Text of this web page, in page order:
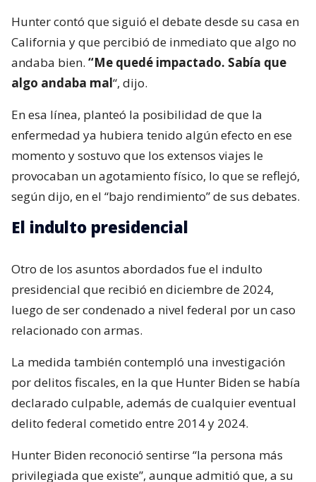
Hunter contó que siguió el debate desde su casa en
California y que percibió de inmediato que algo no
andaba bien. “Me quedé impactado. Sabía que
algo andaba mal“, dijo.
En esa línea, planteó la posibilidad de que la
enfermedad ya hubiera tenido algún efecto en ese
momento y sostuvo que los extensos viajes le
provocaban un agotamiento físico, lo que se reflejó,
según dijo, en el “bajo rendimiento” de sus debates.
El indulto presidencial
Otro de los asuntos abordados fue el indulto
presidencial que recibió en diciembre de 2024,
luego de ser condenado a nivel federal por un caso
relacionado con armas.
La medida también contempló una investigación
por delitos fiscales, en la que Hunter Biden se había
declarado culpable, además de cualquier eventual
delito federal cometido entre 2014 y 2024.
Hunter Biden reconoció sentirse “la persona más
privilegiada que existe”, aunque admitió que, a su